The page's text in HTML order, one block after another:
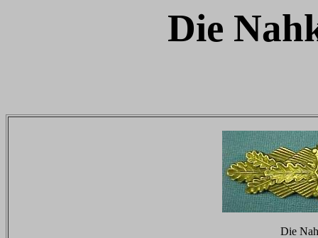
Die
Die